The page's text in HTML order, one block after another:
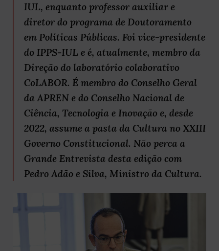
IUL, enquanto professor auxiliar e
diretor do programa de Doutoramento
em Políticas Públicas. Foi vice-presidente
do IPPS-IUL e é, atualmente, membro da
Direção do laboratório colaborativo
CoLABOR. É membro do Conselho Geral
da APREN e do Conselho Nacional de
Ciência, Tecnologia e Inovação e, desde
2022, assume a pasta da Cultura no XXIII
Governo Constitucional. Não perca a
Grande Entrevista desta edição com
Pedro Adão e Silva, Ministro da Cultura.